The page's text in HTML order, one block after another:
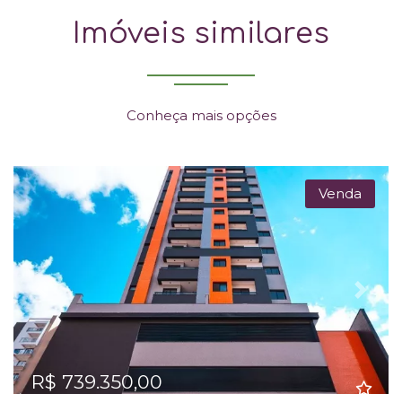
Imóveis similares
Conheça mais opções
Previous Next
Venda
R$ 739.350,00